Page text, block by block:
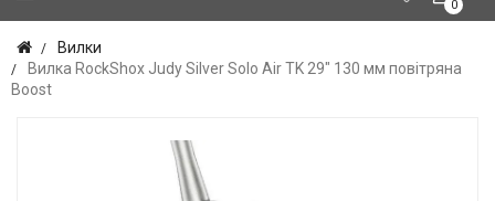
0
Вилки
Вилка RockShox Judy Silver Solo Air TK 29" 130 мм повітряна
Boost